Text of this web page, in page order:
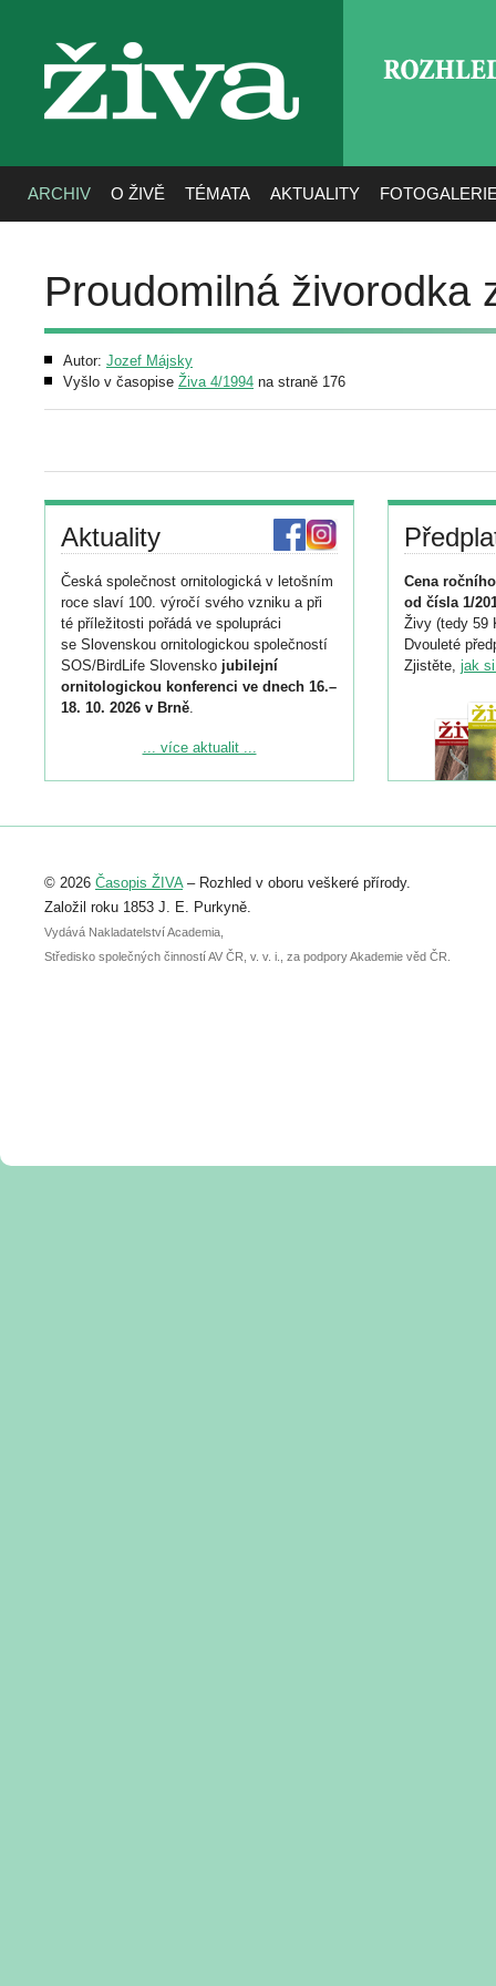
živa
ARCHIV O ŽIVĚ TÉMATA AKTUALITY
Proudomilná živorodka
Autor: Jozef Májsky
Vyšlo v časopise Živa 4/1994 na straně 176
Aktuality
Česká společnost ornitologická v letošním
roce slaví 100. výročí svého vzniku a při
té příležitosti pořádá ve spolupráci
se Slovenskou ornitologickou společností
SOS/BirdLife Slovensko jubilejní
ornitologickou konferenci ve dnech 16.–
18. 10. 2026 v Brně.
Podrobnější informace ke konferenci
Registrovat se můžete do 6. září.
abstraktu přihlášené přednášky nebo
posteru je už 30. června.
... více aktualit ...
Cena
od čísla 1/
Živy (tedy 59
Dvouleté
Zjistěte, jak
© 2026 Časopis ŽIVA– Rozhled v oboru veškeré přírody.
Založil roku 1853 J. E. Purkyně.
Vydává Nakladatelství Academia,
Středisko společných činností AV ČR, v. v. i., za podpory Akademie věd ČR.